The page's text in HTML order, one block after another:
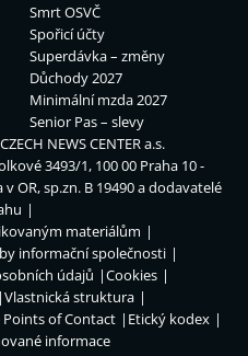
Smrt OSVČ
Spořicí účty
Superdávka – změny
Důchody 2027
Minimální mzda 2027
Senior Pas – slevy
CZECH NEWS CENTER a.s.
3493/1, 100 00 Praha 10 -
OR, sp.zn. B 19490 a dodavatelé
materiálům
informační společnosti
údajů
Cookies
Vlastnická struktura
of Contact
Etický kodex
informace